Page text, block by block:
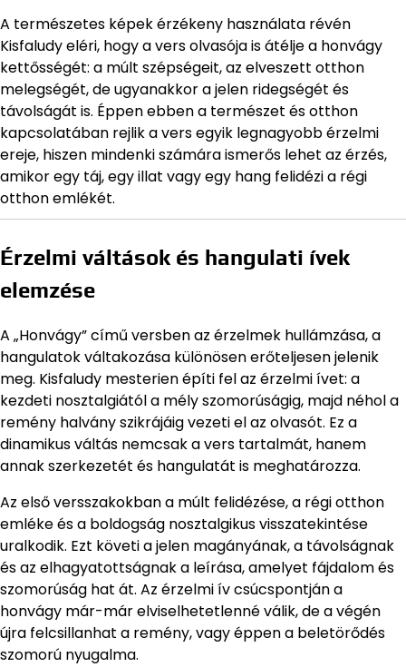
A természetes képek érzékeny használata révén
Kisfaludy eléri, hogy a vers olvasója is átélje a honvágy
kettősségét: a múlt szépségeit, az elveszett otthon
melegségét, de ugyanakkor a jelen ridegségét és
távolságát is. Éppen ebben a természet és otthon
kapcsolatában rejlik a vers egyik legnagyobb érzelmi
ereje, hiszen mindenki számára ismerős lehet az érzés,
amikor egy táj, egy illat vagy egy hang felidézi a régi
otthon emlékét.
Érzelmi váltások és hangulati ívek
elemzése
A „Honvágy” című versben az érzelmek hullámzása, a
hangulatok váltakozása különösen erőteljesen jelenik
meg. Kisfaludy mesterien építi fel az érzelmi ívet: a
kezdeti nosztalgiától a mély szomorúságig, majd néhol a
remény halvány szikrájáig vezeti el az olvasót. Ez a
dinamikus váltás nemcsak a vers tartalmát, hanem
annak szerkezetét és hangulatát is meghatározza.
Az első versszakokban a múlt felidézése, a régi otthon
emléke és a boldogság nosztalgikus visszatekintése
uralkodik. Ezt követi a jelen magányának, a távolságnak
és az elhagyatottságnak a leírása, amelyet fájdalom és
szomorúság hat át. Az érzelmi ív csúcspontján a
honvágy már-már elviselhetetlenné válik, de a végén
újra felcsillanhat a remény, vagy éppen a beletörődés
szomorú nyugalma.